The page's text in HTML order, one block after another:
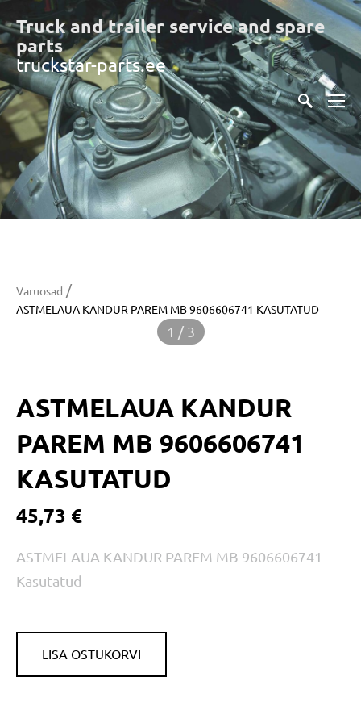
Truck and trailer service and spare
parts
truckstar-parts.ee
Varuosad /
ASTMELAUA KANDUR PAREM MB 9606606741 KASUTATUD
1 / 3
ASTMELAUA KANDUR
PAREM MB 9606606741
KASUTATUD
45,73 €
ASTMELAUA KANDUR PAREM MB 9606606741
Kasutatud
LISA OSTUKORVI